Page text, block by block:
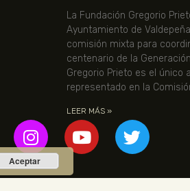
La Fundación Gregorio
Ayuntamiento de
comisión mixta para
centenario de la
Gregorio Prieto es el único
representado en la
LEER MÁS »
Aceptar